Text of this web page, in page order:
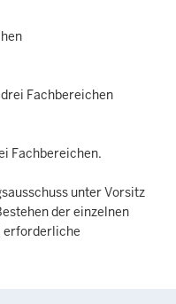
Fachbereichen
Fachbereichen.
unter Vorsitz
der einzelnen
erforderliche